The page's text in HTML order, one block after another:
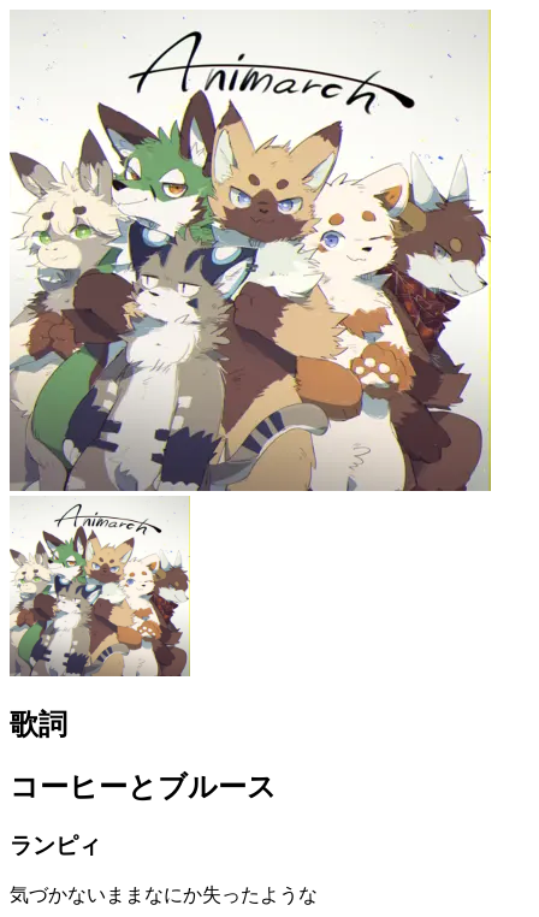
歌詞
コーヒーとブルース
ランピィ
気づかないままなにか失ったような